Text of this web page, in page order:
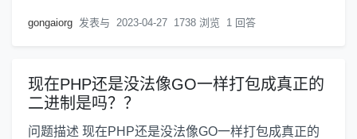
gongaiorg 发表与 2023-04-27 1738 浏览 1 回答
现在PHP还是没法像GO一样打包成真正的
二进制是吗？？
问题描述 现在PHP还是没法像GO一样打包成真正的